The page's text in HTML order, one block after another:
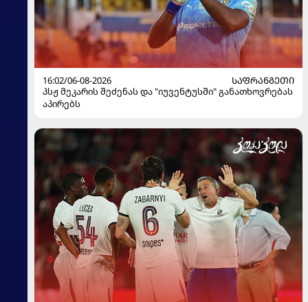
16:02/06-08-2026
ᲡᲐᲤᲠᲐᲜᲒᲔᲗᲘ
პსჟ მეკარის შეძენას და "იუვენტუსში" განათხოვრებას
აპირებს